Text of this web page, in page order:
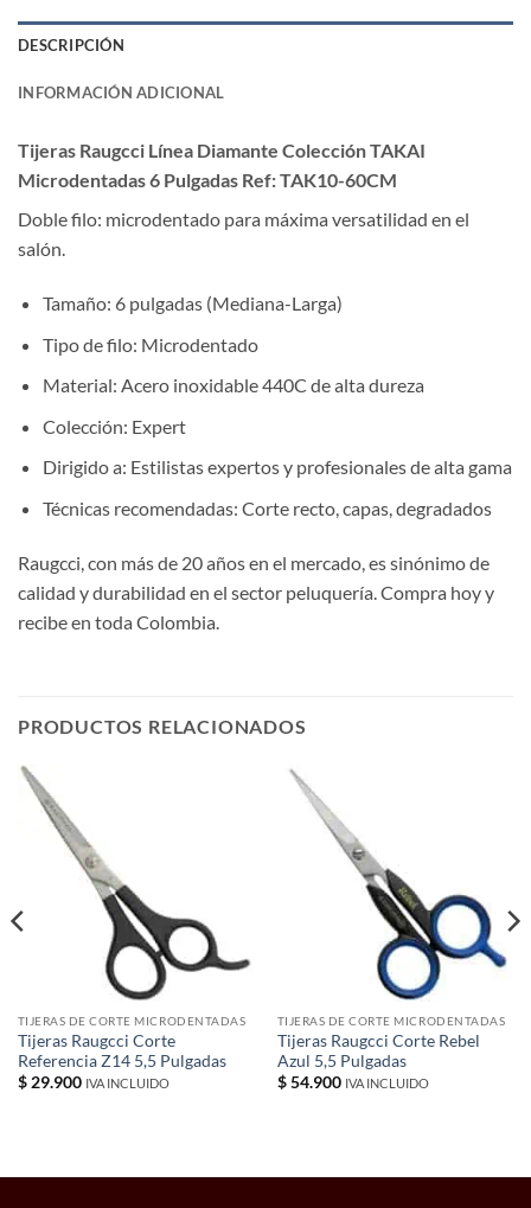
DESCRIPCIÓN
INFORMACIÓN ADICIONAL
Tijeras Raugcci Línea Diamante Colección TAKAI
Microdentadas 6 Pulgadas Ref: TAK10-60CM
Doble filo: microdentado para máxima versatilidad en el
salón.
Tamaño: 6 pulgadas (Mediana-Larga)
Tipo de filo: Microdentado
Material: Acero inoxidable 440C de alta dureza
Colección: Expert
Dirigido a: Estilistas expertos y profesionales de alta gama
Técnicas recomendadas: Corte recto, capas, degradados
Raugcci, con más de 20 años en el mercado, es sinónimo de
calidad y durabilidad en el sector peluquería. Compra hoy y
recibe en toda Colombia.
PRODUCTOS RELACIONADOS
TIJERAS DE CORTE MICRODENTADAS
Tijeras Raugcci Corte
Referencia Z14 5,5 Pulgadas
$29.900 IVA INCLUIDO
TIJERAS DE CORTE MICRODENTADAS
Tijeras Raugcci Corte Rebel
Azul 5,5 Pulgadas
$54.900 IVA INCLUIDO